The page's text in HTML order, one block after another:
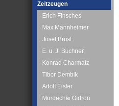
Zeitzeugen
Erich Finsches
Max Mannheimer
Josef Brust
E. u. J. Buchner
Konrad Charmatz
Tibor Dembik
Adolf Eisler
Mordechai Gidron